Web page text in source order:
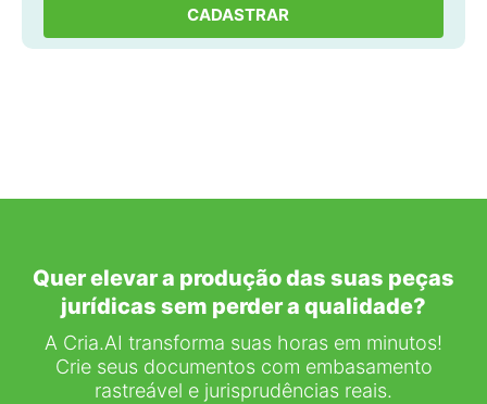
Quer elevar a produção das suas peças
jurídicas sem perder a qualidade?
A Cria.AI transforma suas horas em minutos!
Crie seus documentos com embasamento
rastreável e jurisprudências reais.